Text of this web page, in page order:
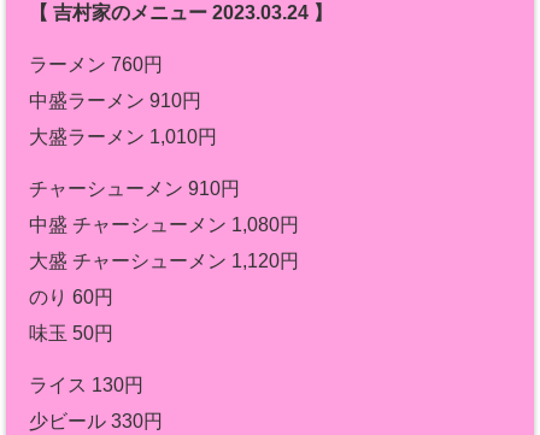
【 吉村家のメニュー 2023.03.24 】
ラーメン 760円
中盛ラーメン 910円
大盛ラーメン 1,010円
チャーシューメン 910円
中盛 チャーシューメン 1,080円
大盛 チャーシューメン 1,120円
のり 60円
味玉 50円
ライス 130円
少ビール 330円